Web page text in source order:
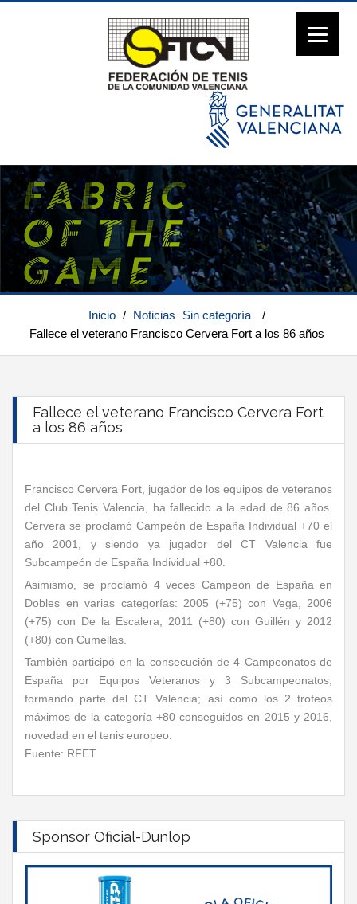
Inicio / Noticias Sin categoría
/
Fallece el veterano Francisco Cervera Fort a los 86 años
Fallece el veterano Francisco Cervera Fort
a los 86 años
Francisco Cervera Fort, jugador de los equipos de veteranos
del Club Tenis Valencia, ha fallecido a la edad de 86 años.
Cervera se proclamó Campeón de España Individual +70 el
año 2001, y siendo ya jugador del CT Valencia fue
Subcampeón de España Individual +80.
Asimismo, se proclamó 4 veces Campeón de España en
Dobles en varias categorías: 2005 (+75) con Vega, 2006
(+75) con De la Escalera, 2011 (+80) con Guillén y 2012
(+80) con Cumellas.
También participó en la consecución de 4 Campeonatos de
España por Equipos Veteranos y 3 Subcampeonatos,
formando parte del CT Valencia; así como los 2 trofeos
máximos de la categoría +80 conseguidos en 2015 y 2016,
novedad en el tenis europeo.
Fuente: RFET
Sponsor Oficial-Dunlop